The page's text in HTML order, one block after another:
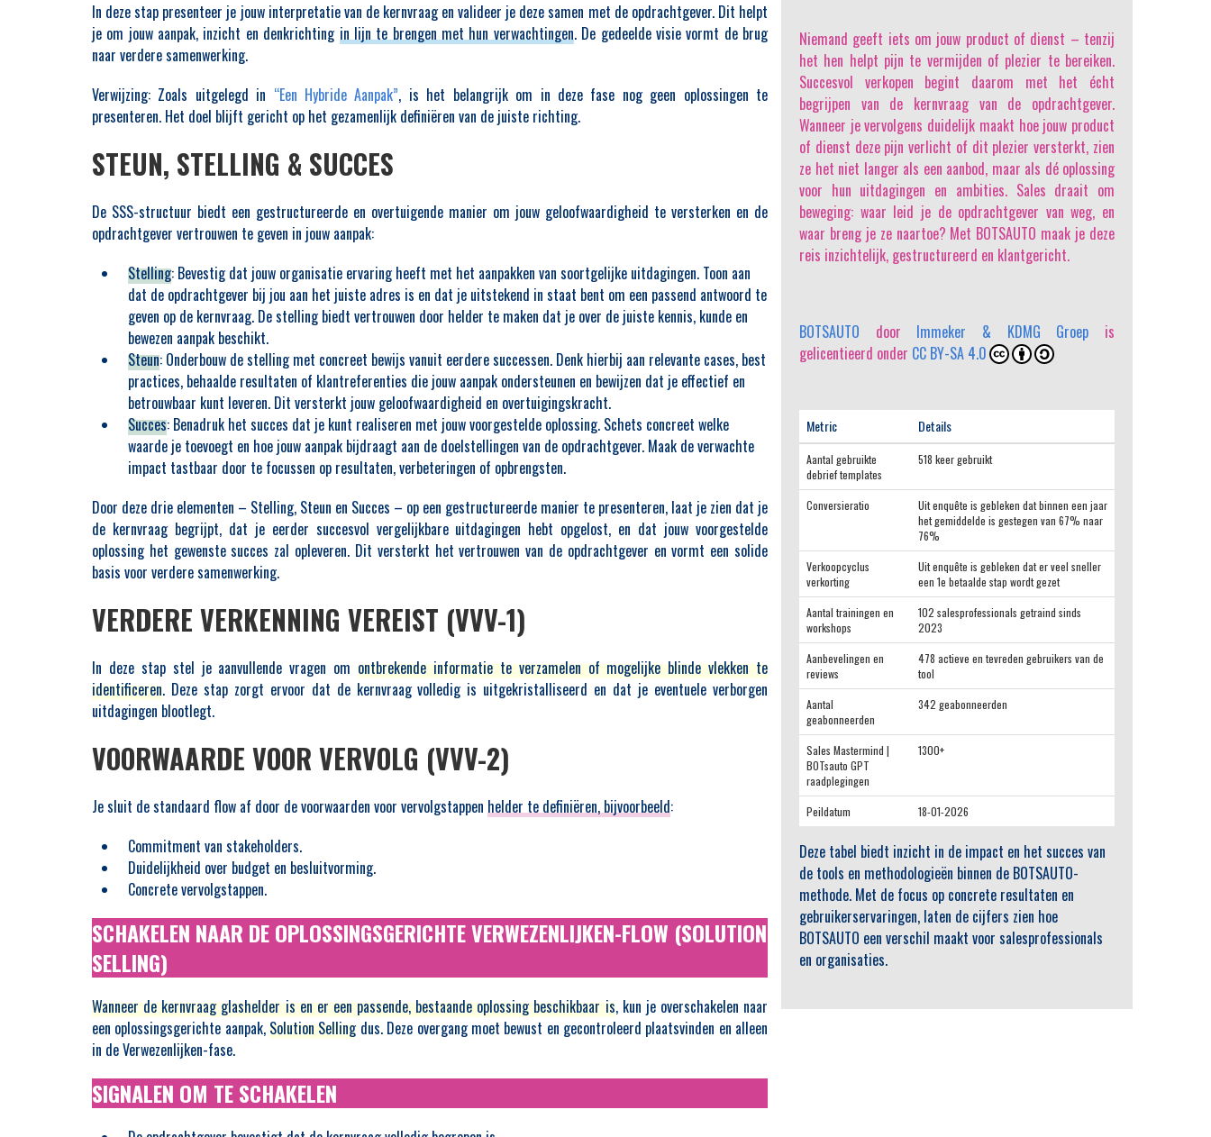
In deze stap presenteer je jouw interpretatie van de kernvraag en valideer je deze samen met de opdrachtgever. Dit helpt
je om jouw aanpak, inzicht en denkrichting in lijn te brengen met hun verwachtingen. De gedeelde visie vormt de brug
naar verdere samenwerking.
Verwijzing: Zoals uitgelegd in “Een Hybride Aanpak”, is het belangrijk om in deze fase nog geen oplossingen te
presenteren. Het doel blijft gericht op het gezamenlijk definiëren van de juiste richting.
STEUN, STELLING & SUCCES
De SSS-structuur biedt een gestructureerde en overtuigende manier om jouw geloofwaardigheid te versterken en de
opdrachtgever vertrouwen te geven in jouw aanpak:
Stelling: Bevestig dat jouw organisatie ervaring heeft met het aanpakken van soortgelijke uitdagingen. Toon aan
dat de opdrachtgever bij jou aan het juiste adres is en dat je uitstekend in staat bent om een passend antwoord te
geven op de kernvraag. De stelling biedt vertrouwen door helder te maken dat je over de juiste kennis, kunde en
bewezen aanpak beschikt.
Steun: Onderbouw de stelling met concreet bewijs vanuit eerdere successen. Denk hierbij aan relevante cases, best
practices, behaalde resultaten of klantreferenties die jouw aanpak ondersteunen en bewijzen dat je effectief en
betrouwbaar kunt leveren. Dit versterkt jouw geloofwaardigheid en overtuigingskracht.
Succes: Benadruk het succes dat je kunt realiseren met jouw voorgestelde oplossing. Schets concreet welke
waarde je toevoegt en hoe jouw aanpak bijdraagt aan de doelstellingen van de opdrachtgever. Maak de verwachte
impact tastbaar door te focussen op resultaten, verbeteringen of opbrengsten.
Door deze drie elementen – Stelling, Steun en Succes – op een gestructureerde manier te presenteren, laat je zien dat je
de kernvraag begrijpt, dat je eerder succesvol vergelijkbare uitdagingen hebt opgelost, en dat jouw voorgestelde
oplossing het gewenste succes zal opleveren. Dit versterkt het vertrouwen van de opdrachtgever en vormt een solide
basis voor verdere samenwerking.
VERDERE VERKENNING VEREIST (VVV-1)
In deze stap stel je aanvullende vragen om ontbrekende informatie te verzamelen of mogelijke blinde vlekken te
identificeren. Deze stap zorgt ervoor dat de kernvraag volledig is uitgekristalliseerd en dat je eventuele verborgen
uitdagingen blootlegt.
VOORWAARDE VOOR VERVOLG (VVV-2)
Je sluit de standaard flow af door de voorwaarden voor vervolgstappen helder te definiëren, bijvoorbeeld:
Commitment van stakeholders.
Duidelijkheid over budget en besluitvorming.
Concrete vervolgstappen.
SCHAKELEN NAAR DE OPLOSSINGSGERICHTE VERWEZENLIJKEN-FLOW (SOLUTION
SELLING)
Wanneer de kernvraag glashelder is en er een passende, bestaande oplossing beschikbaar is, kun je overschakelen naar
een oplossingsgerichte aanpak,Solution Sellingdus. Deze overgang moet bewust en gecontroleerd plaatsvinden en alleen
in de Verwezenlijken-fase.
SIGNALEN OM TE SCHAKELEN
Niemand geeft iets om jouw product of dienst – tenzij
het hen helpt pijn te vermijden of plezier te bereiken.
Succesvol verkopen begint daarom met het écht
begrijpen van de kernvraag van de opdrachtgever.
Wanneer je vervolgens duidelijk maakt hoe jouw product
of dienst deze pijn verlicht of dit plezier versterkt, zien
ze het niet langer als een aanbod, maar als dé oplossing
voor hun uitdagingen en ambities. Sales draait om
beweging: waar leid je de opdrachtgever van weg, en
waar breng je ze naartoe? Met BOTSAUTO maak je deze
reis inzichtelijk, gestructureerd en klantgericht.
BOTSAUTO door Immeker & KDMG Groep is
gelicentieerd onder CC BY-SA 4.0
Metric Details
Aantal gebruikte
debrief templates
518 keer gebruikt
Conversieratio
Uit enquête is gebleken dat binnen een jaar
het gemiddelde is gestegen van 67% naar
76%
Verkoopcyclus
verkorting
Uit enquête is gebleken dat er veel sneller
een 1e betaalde stap wordt gezet
Aantal trainingen en
workshops
102 salesprofessionals getraind sinds
2023
Aanbevelingen en
reviews
478 actieve en tevreden gebruikers van de
tool
Aantal
geabonneerden
342 geabonneerden
Sales Mastermind |
BOTsauto GPT
raadplegingen
1300+
Peildatum 18-01-2026
Deze tabel biedt inzicht in de impact en het succes van
de tools en methodologieën binnen de BOTSAUTO-
methode. Met de focus op concrete resultaten en
gebruikerservaringen, laten de cijfers zien hoe
BOTSAUTO een verschil maakt voor salesprofessionals
en organisaties.